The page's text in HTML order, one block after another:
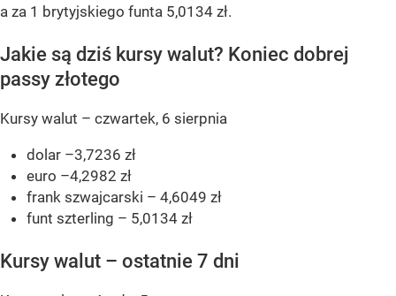
a za 1 brytyjskiego funta 5,0134 zł.
Jakie są dziś kursy walut? Koniec dobrej
passy złotego
Kursy walut – czwartek, 6 sierpnia
dolar –3,7236 zł
euro –4,2982 zł
frank szwajcarski – 4,6049 zł
funt szterling – 5,0134 zł
Kursy walut – ostatnie 7 dni